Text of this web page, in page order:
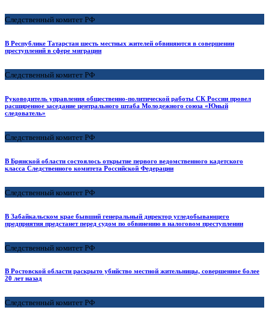
Следственный комитет РФ
В Республике Татарстан шесть местных жителей обвиняются в совершении
преступлений в сфере миграции
Следственный комитет РФ
Руководитель управления общественно-политической работы СК России провел
расширенное заседание центрального штаба Молодежного союза «Юный
следователь»
Следственный комитет РФ
В Брянской области состоялось открытие первого ведомственного кадетского
класса Следственного комитета Российской Федерации
Следственный комитет РФ
В Забайкальском крае бывший генеральный директор угледобывающего
предприятия предстанет перед судом по обвинению в налоговом преступлении
Следственный комитет РФ
В Ростовской области раскрыто убийство местной жительницы, совершенное более
20 лет назад
Следственный комитет РФ